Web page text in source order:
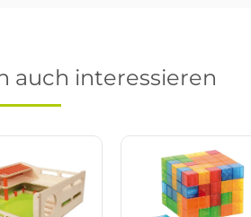
auch interessieren